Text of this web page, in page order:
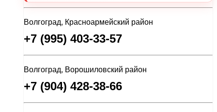
Волгоград, Красноармейский район
+7 (995) 403-33-57
Волгоград, Ворошиловский район
+7 (904) 428-38-66